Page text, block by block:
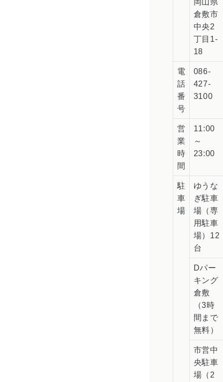
倉敷市
中央2
丁目1-
18
電
話
番
号
086-
427-
3100
営
業
時
間
11:00
～
23:00
駐
車
場
ゆうな
ぎ駐車
場（専
用駐車
場）12
台
Dパー
キング
倉敷
（3時
間まで
無料）
市営中
央駐車
場（2